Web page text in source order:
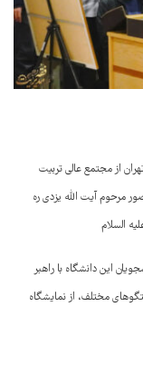
از مجتمع عالی تربیت
مرحوم آیت الله یزدی ره
السلام
دیدار دانشجویان این دانشگاه با راهبر
مختلف، از نمایشگاه